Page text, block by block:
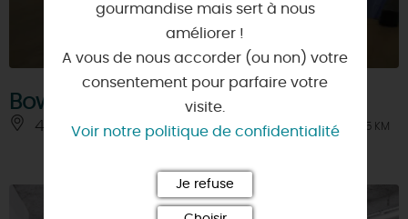
Bowling d'Orléans
45100 - ORLEANS À 5 KM
gourmandise mais sert à nous
améliorer !
A vous de nous accorder (ou non) votre
consentement pour parfaire votre
visite.
Voir notre politique de confidentialité
Je refuse